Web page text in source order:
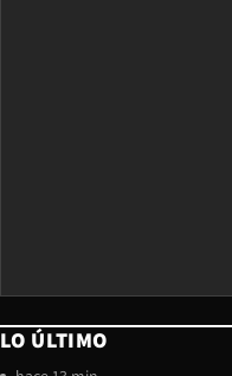
LO ÚLTIMO